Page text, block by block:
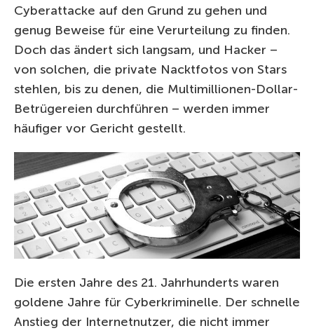
Cyberattacke auf den Grund zu gehen und
genug Beweise für eine Verurteilung zu finden.
Doch das ändert sich langsam, und Hacker –
von solchen, die private Nacktfotos von Stars
stehlen, bis zu denen, die Multimillionen-Dollar-
Betrügereien durchführen – werden immer
häufiger vor Gericht gestellt.
Die ersten Jahre des 21. Jahrhunderts waren
goldene Jahre für Cyberkriminelle. Der schnelle
Anstieg der Internetnutzer, die nicht immer